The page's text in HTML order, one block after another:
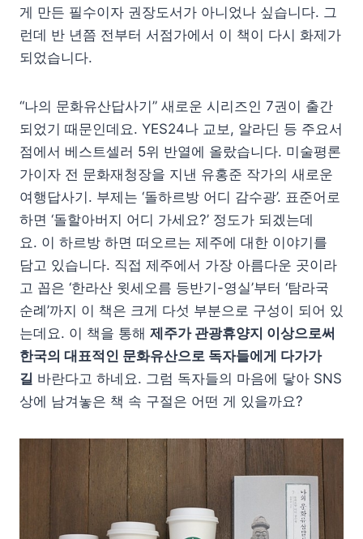
게 만든 필수이자 권장도서가 아니었나 싶습니다. 그
런데 반 년쯤 전부터 서점가에서 이 책이 다시 화제가
되었습니다.
“나의 문화유산답사기” 새로운 시리즈인 7권이 출간
되었기 때문인데요. YES24나 교보, 알라딘 등 주요서
점에서 베스트셀러 5위 반열에 올랐습니다. 미술평론
가이자 전 문화재청장을 지낸 유홍준 작가의 새로운
여행답사기. 부제는 ‘돌하르방 어디 감수광’. 표준어로
하면 ‘돌할아버지 어디 가세요?’ 정도가 되겠는데
요. 이 하르방 하면 떠오르는 제주에 대한 이야기를
담고 있습니다. 직접 제주에서 가장 아름다운 곳이라
고 꼽은 ‘한라산 윗세오름 등반기-영실’부터 ‘탐라국
순례’까지 이 책은 크게 다섯 부분으로 구성이 되어 있
는데요. 이 책을 통해 제주가 관광휴양지 이상으로써
한국의 대표적인 문화유산으로 독자들에게 다가가
길 바란다고 하네요. 그럼 독자들의 마음에 닿아 SNS
상에 남겨놓은 책 속 구절은 어떤 게 있을까요?